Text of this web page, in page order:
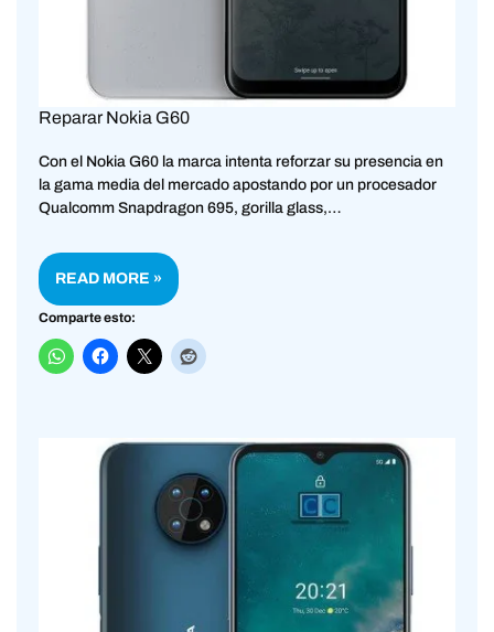
Reparar Nokia G60
Con el Nokia G60 la marca intenta reforzar su presencia en
la gama media del mercado apostando por un procesador
Qualcomm Snapdragon 695, gorilla glass,…
READ MORE »
Comparte esto: